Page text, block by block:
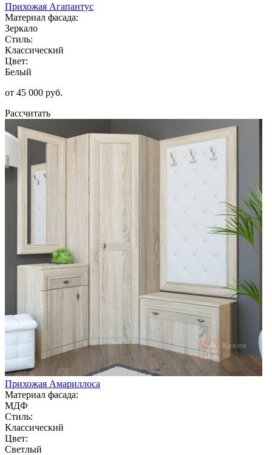
Прихожая Агапантус
Материал фасада:
Зеркало
Стиль:
Классический
Цвет:
Белый
от 45 000 руб.
Рассчитать
Прихожая Амариллоса
Материал фасада:
МДФ
Стиль:
Классический
Цвет:
Светлый